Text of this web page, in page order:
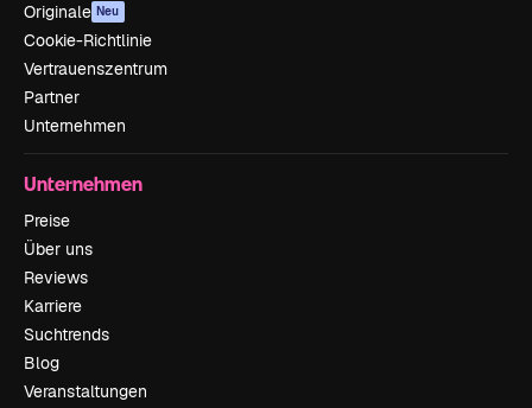
Originale Neu
Cookie-Richtlinie
Vertrauenszentrum
Partner
Unternehmen
Unternehmen
Preise
Über uns
Reviews
Karriere
Suchtrends
Blog
Veranstaltungen